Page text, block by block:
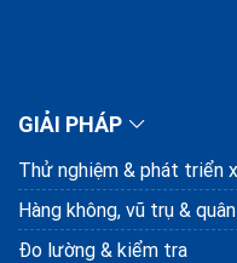
GIẢI PHÁP
Thử nghiệm & phát triển
Hàng không, vũ trụ &
Đo lường & kiểm tra